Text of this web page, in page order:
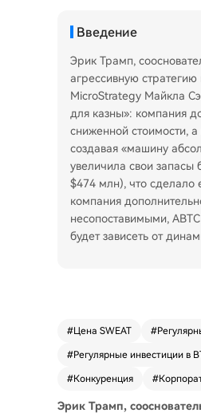
Введение
Эрик Трамп,
агрессивную
MicroStrategy Майкла
для казны»: компания
сниженной стоимости,
создавая «машину
увеличила свои запасы
$474 млн), что
компания
несопоставимыми,
будет зависеть от
#Цена SWEAT #
#Регулярные инвестиции в
#Конкуренция #
Эрик Трамп,